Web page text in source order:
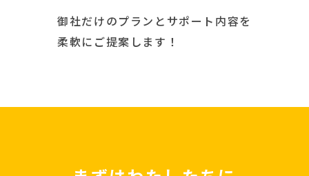
御社だけのプランとサポート内容を
柔軟にご提案します！